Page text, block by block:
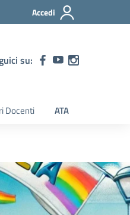
Accedi
su:
Docenti ATA